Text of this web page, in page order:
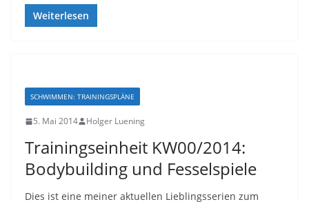
Weiterlesen
SCHWIMMEN: TRAININGSPLÄNE
5. Mai 2014 Holger Luening
Trainingseinheit KW00/2014:
Bodybuilding und Fesselspiele
Dies ist eine meiner aktuellen Lieblingsserien zum